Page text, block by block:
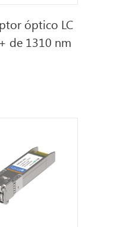
óptico LC
de 1310 nm